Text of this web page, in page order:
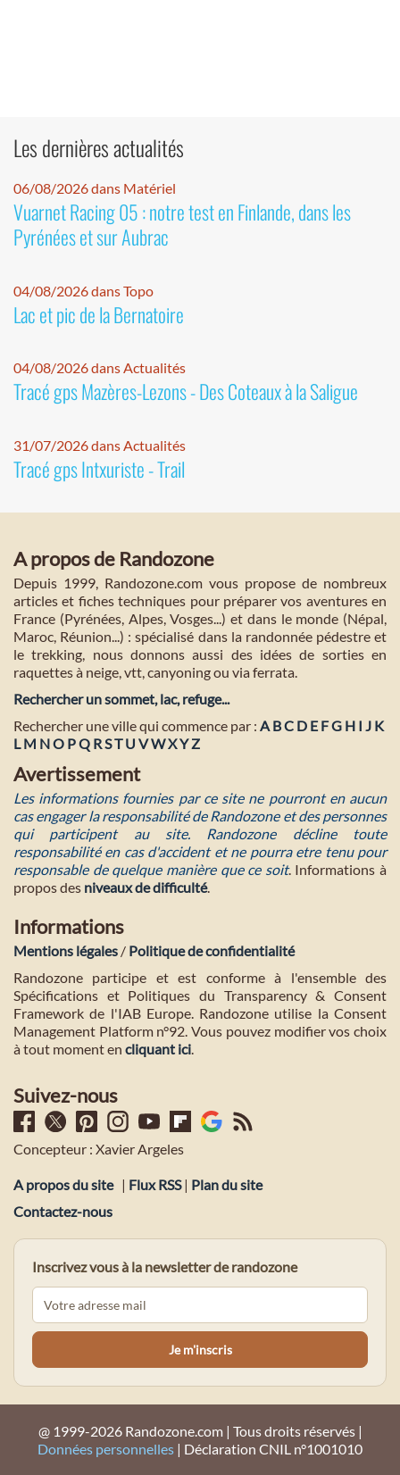
Les dernières actualités
06/08/2026 dans Matériel
Vuarnet Racing 05 : notre test en Finlande, dans les
Pyrénées et sur Aubrac
04/08/2026 dans Topo
Lac et pic de la Bernatoire
04/08/2026 dans Actualités
Tracé gps Mazères-Lezons - Des Coteaux à la Saligue
31/07/2026 dans Actualités
Tracé gps Intxuriste - Trail
A propos de Randozone
Depuis 1999, Randozone.com vous propose de nombreux
articles et fiches techniques pour préparer vos aventures en
France (Pyrénées, Alpes, Vosges...) et dans le monde (Népal,
Maroc, Réunion...) : spécialisé dans la randonnée pédestre et
le trekking, nous donnons aussi des idées de sorties en
raquettes à neige, vtt, canyoning ou via ferrata.
Rechercher un sommet, lac, refuge...
Rechercher une ville qui commence par : A BC D E FG H I J K
L M NO PQ RST U VWXYZ
Avertissement
Les informations fournies par ce site ne pourront en aucun
cas engager la responsabilité de Randozone et des personnes
qui participent au site. Randozone décline toute
responsabilité en cas d'accident et ne pourra etre tenu pour
responsable de quelque manière que ce soit. Informations à
propos des niveaux de difficulté.
Informations
Mentions légales / Politique de confidentialité
Randozone participe et est conforme à l'ensemble des
Spécifications et Politiques du Transparency & Consent
Framework de l'IAB Europe. Randozone utilise la Consent
Management Platform n°92. Vous pouvez modifier vos choix
à tout moment en cliquant ici.
Suivez-nous
Concepteur : Xavier Argeles
A propos du site | Flux RSS| Plan du site
Contactez-nous
Inscrivez vous à la newsletter de randozone
@ 1999-2026 Randozone.com | Tous droits réservés |
Données personnelles | Déclaration CNIL n°1001010